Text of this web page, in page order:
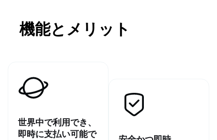
機能とメリット
世界中で利用でき、
即時に支払い可能で